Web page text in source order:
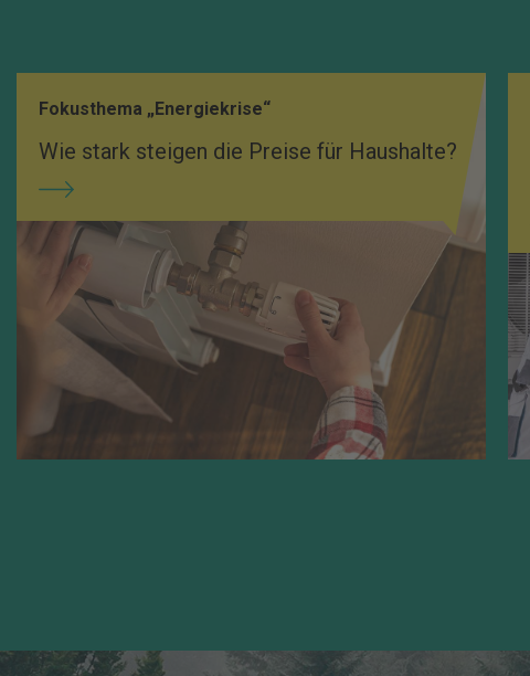
Fokusthema „Energiekrise“
Wie stark steigen die Preise für Haushalte?